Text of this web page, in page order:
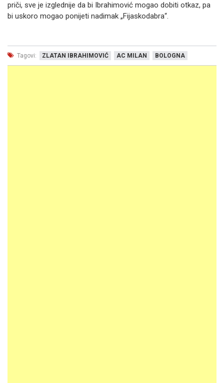
priči, sve je izglednije da bi Ibrahimović mogao dobiti otkaz, pa
bi uskoro mogao ponijeti nadimak „Fijaskodabra“.
Tagovi: ZLATAN IBRAHIMOVIĆ AC MILAN BOLOGNA